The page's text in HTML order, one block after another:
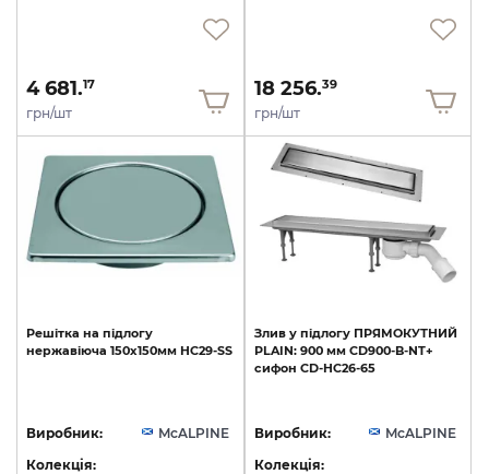
4 681.17
грн/шт
18 256.39
грн/шт
Решітка на підлогу
нержавіюча 150х150мм HC29-SS
Виробник:
McALPINE
Колекція:
Злив у підлогу ПРЯМОКУТНИЙ
PLAIN: 900 мм CD900-B-NT+
сифон CD-HC26-65
Виробник:
McALPINE
Колекція: